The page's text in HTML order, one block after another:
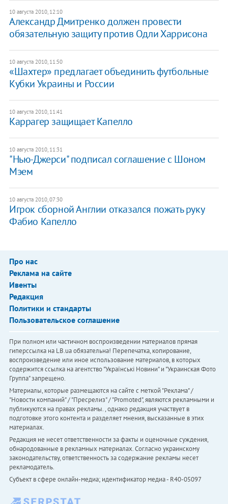
10 августа 2010, 12:10
Александр Дмитренко должен провести
обязательную защиту против Одли Харрисона
10 августа 2010, 11:50
«Шахтер» предлагает объединить футбольные
Кубки Украины и России
10 августа 2010, 11:41
Каррагер защищает Капелло
10 августа 2010, 11:31
"Нью-Джерси" подписал соглашение с Шоном
Мэем
10 августа 2010, 07:30
Игрок сборной Англии отказался пожать руку
Фабио Капелло
Про нас
Реклама на сайте
Ивенты
Редакция
Политики и стандарты
Пользовательское соглашение
При полном или частичном воспроизведении материалов прямая
гиперссылка на LB.ua обязательна! Перепечатка, копирование,
воспроизведение или иное использование материалов, в которых
содержится ссылка на агентство "Українськi Новини" и "Украинская Фото
Группа" запрещено.
Материалы, которые размещаются на сайте с меткой "Реклама" /
"Новости компаний" / "Пресрелиз" / "Promoted", являются рекламными и
публикуются на правах рекламы. , однако редакция участвует в
подготовке этого контента и разделяет мнения, высказанные в этих
материалах.
Редакция не несет ответственности за факты и оценочные суждения,
обнародованные в рекламных материалах. Согласно украинскому
законодательству, ответственность за содержание рекламы несет
рекламодатель.
Субъект в сфере онлайн-медиа; идентификатор медиа - R40-05097